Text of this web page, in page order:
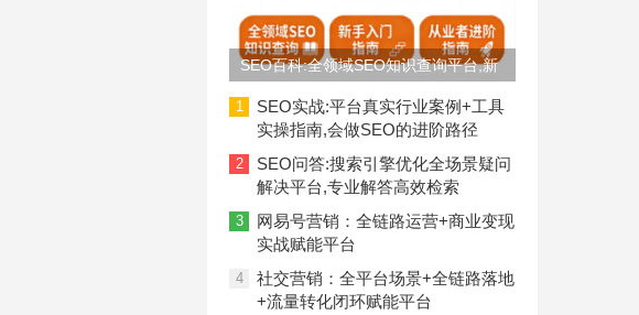
SEO百科:全领域SEO知识查询平台,新
手入门到从业者进阶指南
1
SEO实战:平台真实行业案例+工具
实操指南,会做SEO的进阶路径
2
SEO问答:搜索引擎优化全场景疑问
解决平台,专业解答高效检索
3
网易号营销：全链路运营+商业变现
实战赋能平台
4
社交营销：全平台场景+全链路落地
+流量转化闭环赋能平台